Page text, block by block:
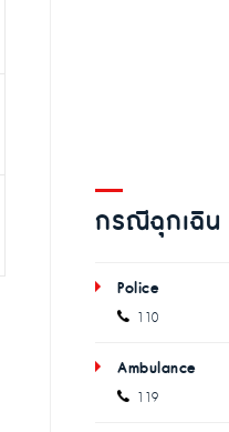
กรณีฉุกเฉิน
Police
110
Ambulance
119